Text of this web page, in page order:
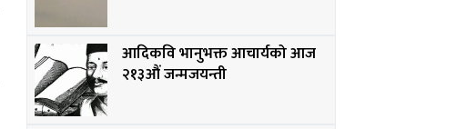
आदिकवि भानुभक्त आचार्यको आज
२१३औं जन्मजयन्ती